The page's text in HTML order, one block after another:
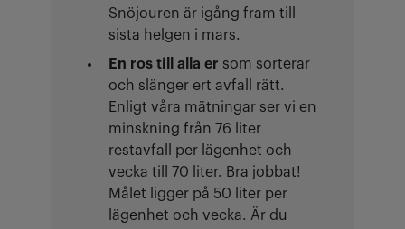
Snöjouren är igång fram till
sista helgen i mars.
En ros till alla er som sorterar
och slänger ert avfall rätt.
Enligt våra mätningar ser vi en
minskning från 76 liter
restavfall per lägenhet och
vecka till 70 liter. Bra jobbat!
Målet ligger på 50 liter per
lägenhet och vecka. Är du